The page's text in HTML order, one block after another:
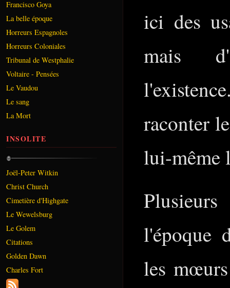
Francisco Goya
La belle époque
Horreurs Espagnoles
Horreurs Coloniales
Tribunal de Westphalie
Voltaire - Pensées
Le Vaudou
Le sang
La Mort
INSOLITE
Joël-Peter Witkin
Christ Church
Cimetière d'Highgate
Le Wewelsburg
Le Golem
Citations
Golden Dawn
Charles Fort
ici des
mais
raconter
lui-même
l'époque
les